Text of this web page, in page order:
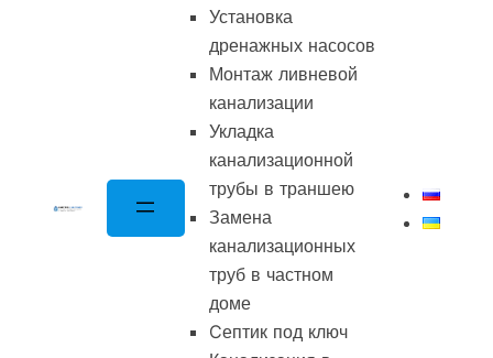
Установка
дренажных насосов
Монтаж ливневой
канализации
Укладка
канализационной
трубы в траншею
Замена
канализационных
труб в частном
доме
Cептик под ключ